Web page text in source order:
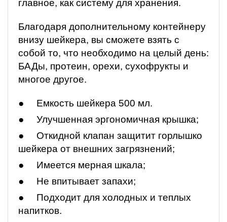
главное, как систему для хранения.
Благодаря дополнительному контейнеру
внизу шейкера, вы сможете взять с
собой то, что необходимо на целый день:
БАДы, протеин, орехи, сухофрукты и
многое другое.
● Емкость шейкера 500 мл.
● Улучшенная эргономичная крышка;
● Откидной клапан защитит горлышко
шейкера от внешних загрязнений;
● Имеется мерная шкала;
● Не впитывает запахи;
● Подходит для холодных и теплых
напитков.